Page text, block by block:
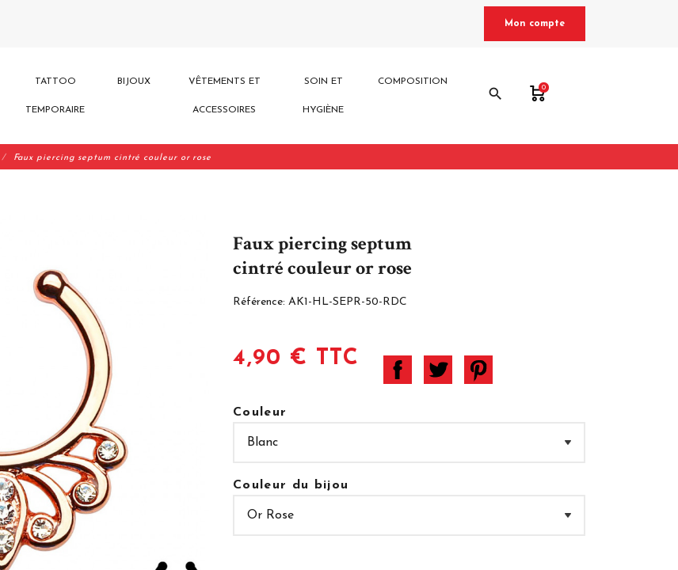
Mon compte
TATTOO
TEMPORAIRE
BIJOUX VÊTEMENTS ET
ACCESSOIRES
SOIN ET
HYGIÈNE
COMPOSITION
search 0
Faux piercing septum cintré couleur or rose
Faux piercing septum
cintré couleur or rose
Référence: AK1-HL-SEPR-50-RDC
4,90 € TTC
Couleur
Couleur du bijou